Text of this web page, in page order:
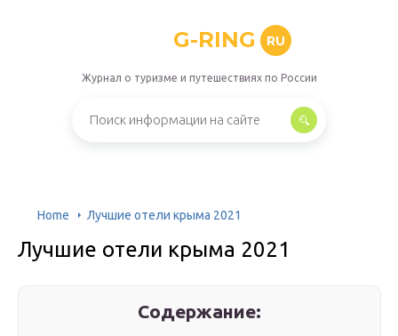
G-RING RU
Журнал о туризме и путешествиях по России
Home Лучшие отели крыма 2021
Лучшие отели крыма 2021
Содержание: